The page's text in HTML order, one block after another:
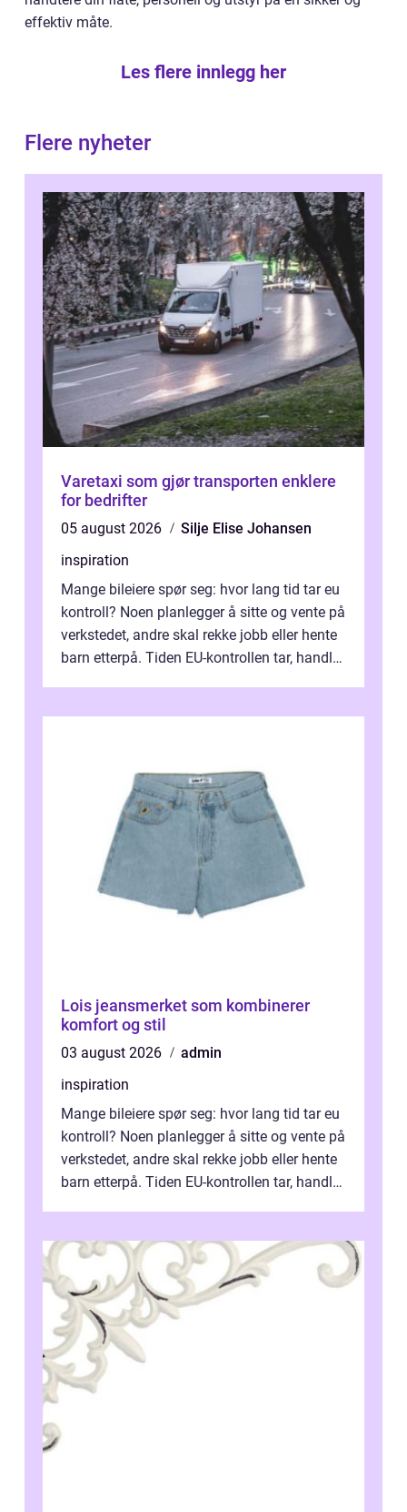
effektiv måte.
Les flere innlegg her
Flere nyheter
Varetaxi som gjør transporten enklere
for bedrifter
05 august 2026
Silje Elise Johansen
inspiration
Mange bileiere spør seg: hvor lang tid tar eu
kontroll? Noen planlegger å sitte og vente på
verkstedet, andre skal rekke jobb eller hente
barn etterpå. Tiden EU-kontrollen tar, handler
Lois jeansmerket som kombinerer
komfort og stil
03 august 2026
admin
inspiration
Mange bileiere spør seg: hvor lang tid tar eu
kontroll? Noen planlegger å sitte og vente på
verkstedet, andre skal rekke jobb eller hente
barn etterpå. Tiden EU-kontrollen tar, handler